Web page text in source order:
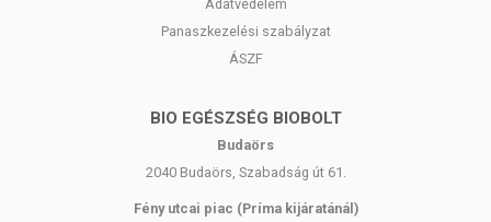
Adatvédelem
Panaszkezelési szabályzat
ÁSZF
BIO EGÉSZSÉG BIOBOLT
Budaörs
2040 Budaörs, Szabadság út 61.
Fény utcai piac (Príma kijáratánál)